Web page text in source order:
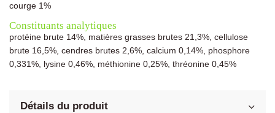
courge 1%
Constituants analytiques
protéine brute 14%, matières grasses brutes 21,3%, cellulose
brute 16,5%, cendres brutes 2,6%, calcium 0,14%, phosphore
0,331%, lysine 0,46%, méthionine 0,25%, thréonine 0,45%
Détails du produit